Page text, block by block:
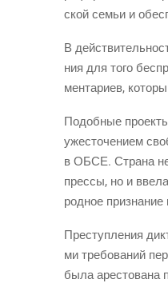
ской семьи и
В
ния для того
мен­та­ри­ев,
Подоб­ные
уже­сто­че­ни­ем
в ОБСЕ. Стра­на не
прес­сы, но и
род­ное при­зна­ние
Пре­ступ­ле­ния
ми тре­бо­ва­ний
была аре­сто­ва­на